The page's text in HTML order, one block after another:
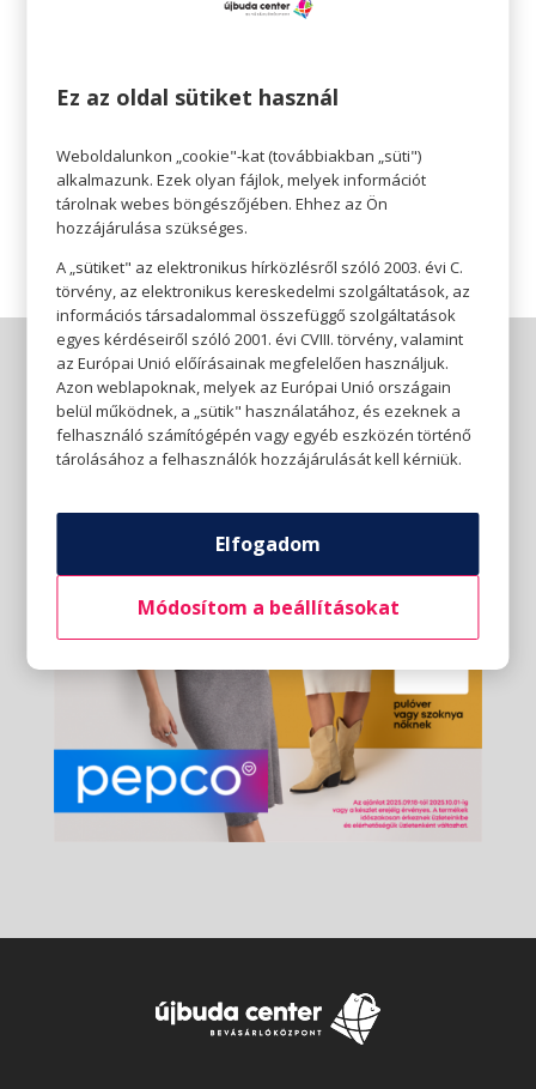
elérhetőségük üzletenként változhat.
Pepco 🧡
Érezhető minőség, szerethető áron.
Ez az oldal sütiket használ
Weboldalunkon „cookie"-kat (továbbiakban „süti")
alkalmazunk. Ezek olyan fájlok, melyek információt
tárolnak webes böngészőjében. Ehhez az Ön
hozzájárulása szükséges.
A „sütiket" az elektronikus hírközlésről szóló 2003. évi C.
törvény, az elektronikus kereskedelmi szolgáltatások, az
információs társadalommal összefüggő szolgáltatások
egyes kérdéseiről szóló 2001. évi CVIII. törvény, valamint
az Európai Unió előírásainak megfelelően használjuk.
Azon weblapoknak, melyek az Európai Unió országain
belül működnek, a „sütik" használatához, és ezeknek a
felhasználó számítógépén vagy egyéb eszközén történő
tárolásához a felhasználók hozzájárulását kell kérniük.
Elfogadom
Módosítom a beállításokat